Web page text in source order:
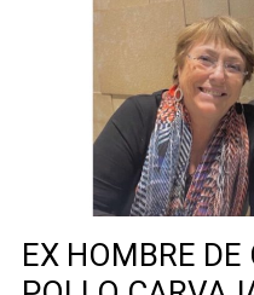
EX HOMBRE